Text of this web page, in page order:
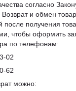
согласно
Возврат и обмен
после получения
чтобы оформить
по телефонам:
02
62
можно: